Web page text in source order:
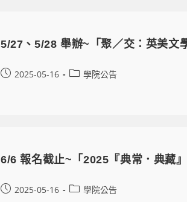
5/27、5/28 舉辦~「聚／交：英美文
2025-05-16 學院公告
6/6 報名截止~「2025『典常．典藏
2025-05-16 學院公告